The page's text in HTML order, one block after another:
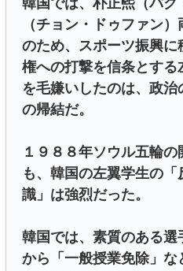
韓国では、朴正煕（パ
（チョン・ドゥファン）
のため、スポーツ振興
権への打撃を信条とする
を毛嫌いしたのは、政
の帰結だ。
１９８８年ソウル五輪
も、韓国の左翼学生の
識」は強烈だった。
韓国では、素質のある
から「一般授業免除」